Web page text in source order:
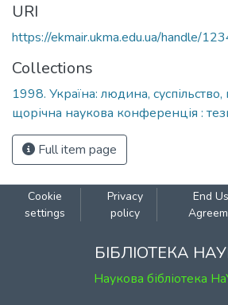
URI
https://ekmair.ukma.edu.ua/handle/
Collections
1998. Україна: людина,
щорічна наукова конференція :
Full item page
Cookie
settings
Privacy
policy
End
БІБЛІОТЕКА
Наукова бібліотека